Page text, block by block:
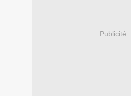
Publicité